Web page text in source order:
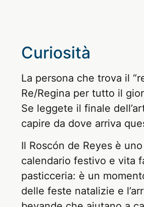
Curiosità
La persona che trova il
Re/Regina per tutto il
Se leggete il finale
capire da dove arriva
Il Roscón de Reyes è
calendario festivo e vita
pasticceria: è un
delle feste natalizie e